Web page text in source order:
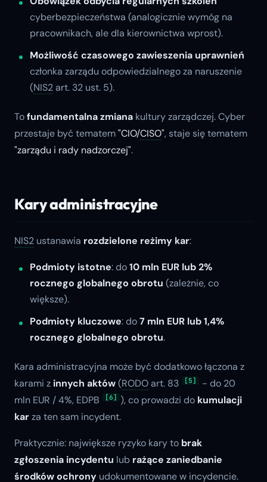
cyberbezpieczeństwa (analogicznie wymóg na
pracownikach, ale dla kierownictwa wprost).
Możliwość czasowego zawieszenia uprawnień
członka zarządu odpowiedzialnego za naruszenie
(NIS2art. 32 ust. 5).
Tofundamentalna zmiana kultury zarządczej. Cyber
przestaje być tematem"CIO/CISO", staje się tematem
"zarządu i rady nadzorczej".
Kary administracyjne
NIS2 ustanawia rozdzielone reżimy kar:
Podmioty istotne: do10 mln EUR lub 2%
rocznego globalnego obrotu (zależnie, co
większe).
Podmioty kluczowe: do7 mln EUR lub 1,4%
rocznego globalnego obrotu.
Kara administracyjna może być dodatkowo łączona z
karami z innych aktów(RODOart. 83 [5]
- do 20
mln EUR / 4%, EDPB
[6] ), co prowadzi do kumulacji
karza ten sam incydent.
Praktycznie: największe ryzyko kary to brak
zgłoszenia incydentu lub rażące zaniedbanie
środków ochrony udokumentowane w incydencie.